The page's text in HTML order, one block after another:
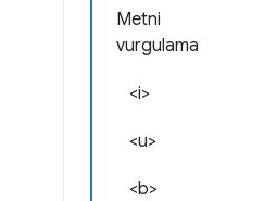
Metni
vurgulama
<i>
<u>
<b>